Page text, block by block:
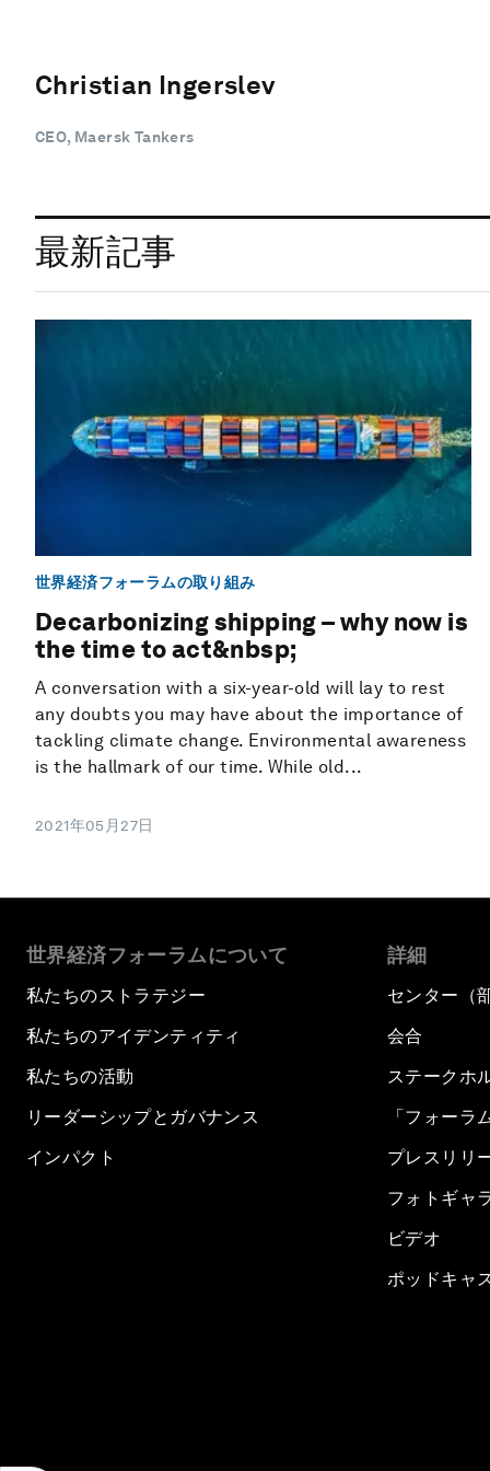
Christian Ingerslev
CEO, Maersk Tankers
最新記事
世界経済フォーラムの取り組み
Decarbonizing shipping – why now is
the time to act&nbsp;
A conversation with a six-year-old will lay to rest
any doubts you may have about the importance of
tackling climate change. Environmental awareness
is the hallmark of our time. While old...
2021年05月27日
世界経済フォーラムについて
私たちのストラテジー
私たちのアイデンティティ
私たちの活動
リーダーシップとガバナンス
インパクト
詳細
センター（
会合
ステークホ
「フォーラ
プレスリリ
フォトギャ
ビデオ
ポッドキャ